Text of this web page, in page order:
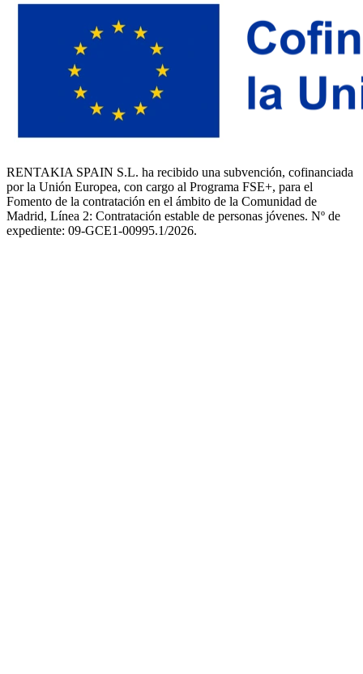
RENTAKIA SPAIN S.L. ha recibido una subvención, cofinanciada
por la Unión Europea, con cargo al Programa FSE+, para el
Fomento de la contratación en el ámbito de la Comunidad de
Madrid, Línea 2: Contratación estable de personas jóvenes. Nº de
expediente: 09-GCE1-00995.1/2026.